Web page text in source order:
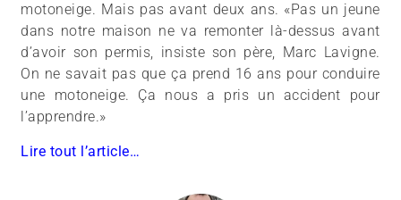
motoneige. Mais pas avant deux ans. «Pas un jeune
dans notre maison ne va remonter là-dessus avant
d’avoir son permis, insiste son père, Marc Lavigne.
On ne savait pas que ça prend 16 ans pour conduire
une motoneige. Ça nous a pris un accident pour
l’apprendre.»
Lire tout l’article…